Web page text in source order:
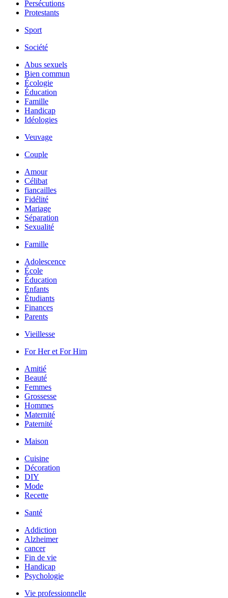
Persécutions
Protestants
Sport
Société
Abus sexuels
Bien commun
Écologie
Éducation
Famille
Handicap
Idéologies
Veuvage
Couple
Amour
Célibat
fiancailles
Fidélité
Mariage
Séparation
Sexualité
Famille
Adolescence
École
Éducation
Enfants
Étudiants
Finances
Parents
Vieillesse
For Her et For Him
Amitié
Beauté
Femmes
Grossesse
Hommes
Maternité
Paternité
Maison
Cuisine
Décoration
DIY
Mode
Recette
Santé
Addiction
Alzheimer
cancer
Fin de vie
Handicap
Psychologie
Vie professionnelle